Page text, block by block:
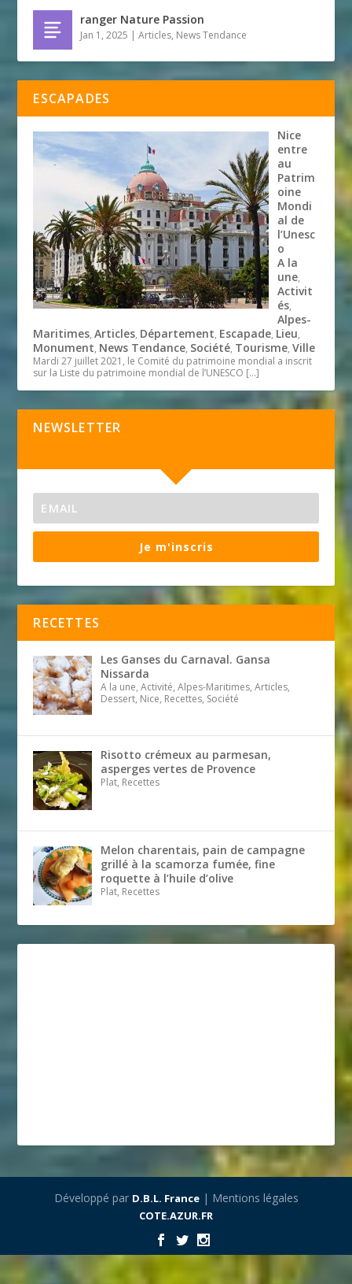
ranger Nature Passion
Jan 1, 2025 |Articles, News Tendance
ESCAPADES
Nice
entre
au
Patrim
oine
Mondi
al de
l’Unesc
o
A la
une,
Activit
és,
Alpes-
Maritimes,Articles, Département, Escapade, Lieu,
Monument, News Tendance, Société, Tourisme,Ville
Mardi 27 juillet 2021, le Comité du patrimoine mondial a inscrit
sur la Liste du patrimoine mondial de l’UNESCO […]
NEWSLETTER
Je m'inscris
RECETTES
Les Ganses du Carnaval. Gansa
Nissarda
A la une, Activité, Alpes-Maritimes, Articles,
Dessert, Nice, Recettes, Société
Risotto crémeux au parmesan,
asperges vertes de Provence
Plat, Recettes
Melon charentais, pain de campagne
grillé à la scamorza fumée, fine
roquette à l’huile d’olive
Plat, Recettes
Développé par D.B.L. France| Mentions légales
COTE.AZUR.FR